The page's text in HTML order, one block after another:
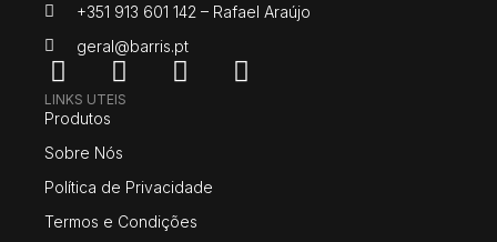
+351 913 601 142 – Rafael Araújo
geral@barris.pt
LINKS UTEIS
Produtos
Sobre Nós
Política de Privacidade
Termos e Condições